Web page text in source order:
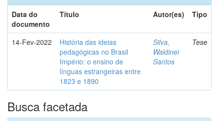
Data do
documento
Título Autor(es) Tipo
14-Fev-2022
História das ideias
pedagógicas no Brasil
Império: o ensino de
línguas estrangeiras entre
1823 e 1890
Silva,
Waldinei
Santos
Tese
Busca facetada